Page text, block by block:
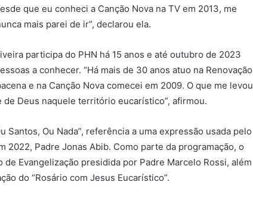
que eu conheci a Canção Nova na TV em 2013, me
mais parei de ir”, declarou ela.
participa do PHN há 15 anos e até outubro de 2023
a conhecer. “Há mais de 30 anos atuo na Renovação
e na Canção Nova comecei em 2009. O que me levou
Deus naquele território eucarístico”, afirmou.
Santos, Ou Nada”, referência a uma expressão usada pelo
2022, Padre Jonas Abib. Como parte da programação, o
Evangelização presidida por Padre Marcelo Rossi, além
do “Rosário com Jesus Eucarístico”.